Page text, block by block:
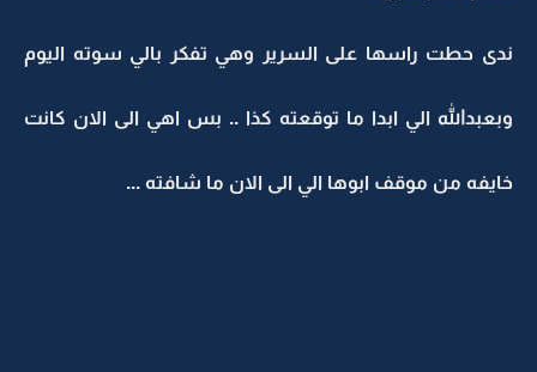
ندى حطت راسها على السرير وهي تفكر بالي سوته اليوم
وبعبدالله الي ابدا ما توقعته كذا .. بس اهي الى الان كانت
خايفه من موقف ابوها الي الى الان ما شافته ...